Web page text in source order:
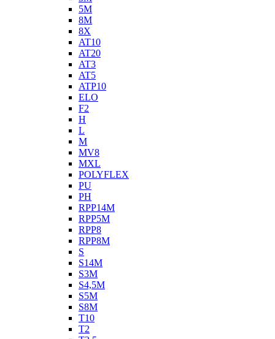
5M
8M
8X
AT10
AT20
AT3
AT5
ATP10
ELO
F2
H
L
M
MV8
MXL
POLYFLEX
PU
PH
RPP14M
RPP5M
RPP8
RPP8M
S
S14M
S3M
S4,5M
S5M
S8M
T10
T2